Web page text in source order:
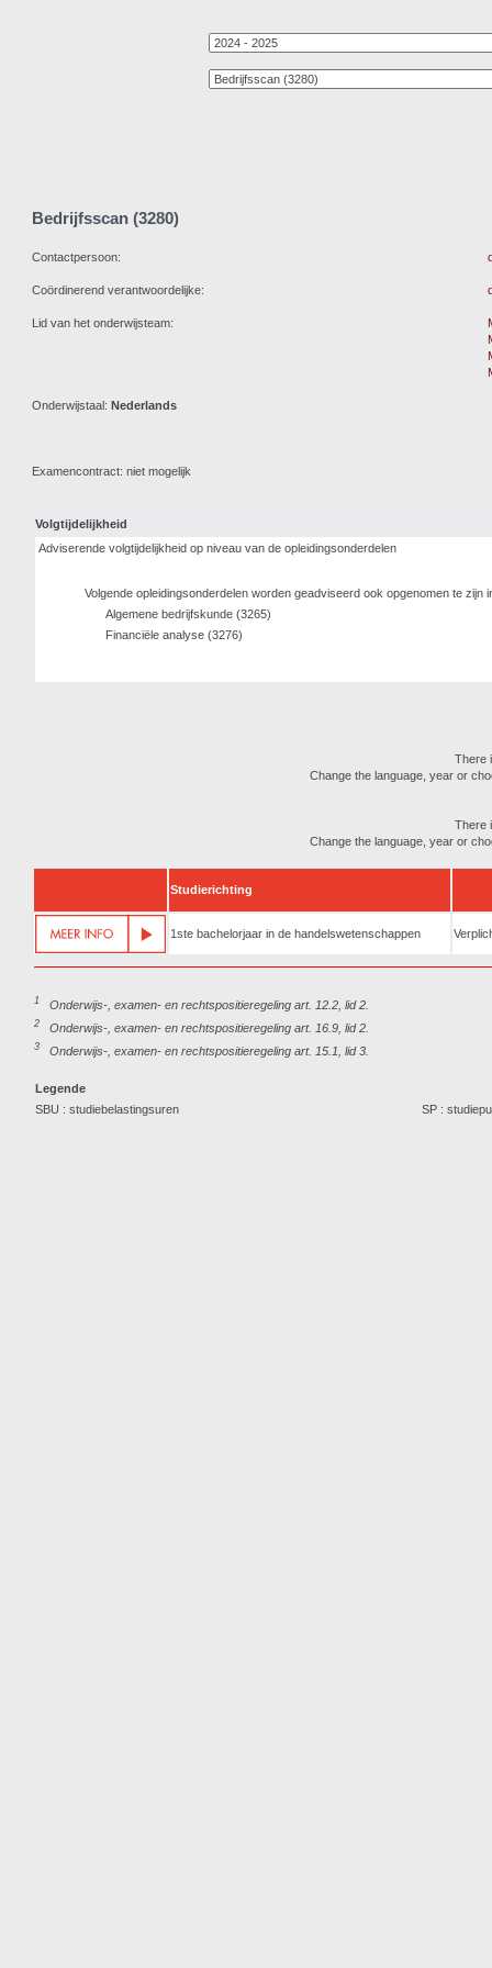
Bedrijfsscan (3280)
Contactpersoon:
Coördinerend verantwoordelijke:
Lid van het onderwijsteam:
Onderwijstaal: Nederlands
Examencontract: niet mogelijk
Volgtijdelijkheid
Adviserende volgtijdelijkheid op niveau van de opleidingsonderdelen
Volgende opleidingsonderdelen worden geadviseerd ook opgenomen te zijn
Algemene bedrijfskunde (3265)
Financiële analyse (3276)
There
Change the language, year or
There
Change the language, year or
Studierichting
1ste bachelorjaar in de handelswetenschappen
1 Onderwijs-, examen- en rechtspositieregeling art. 12.2, lid 2.
2 Onderwijs-, examen- en rechtspositieregeling art. 16.9, lid 2.
3 Onderwijs-, examen- en rechtspositieregeling art. 15.1, lid 3.
Legende
SBU : studiebelastingsuren
SP :